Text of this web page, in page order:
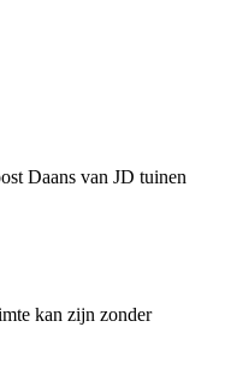
Daans van JD tuinen
kan zijn zonder